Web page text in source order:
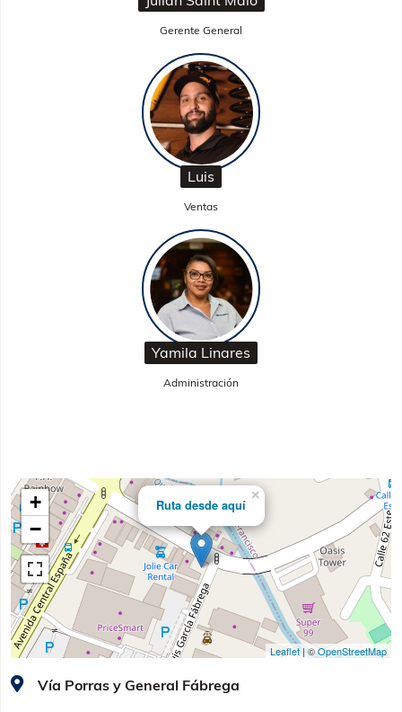
Gerente General
Luis
Ventas
Yamila Linares
Administración
Ruta desde aquí
×
+
−
Leaflet | ©OpenStreetMap
Vía Porras y General Fábrega